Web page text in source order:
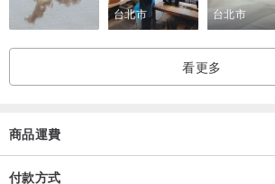
台北市 台北市
看更多
商品運費
付款方式